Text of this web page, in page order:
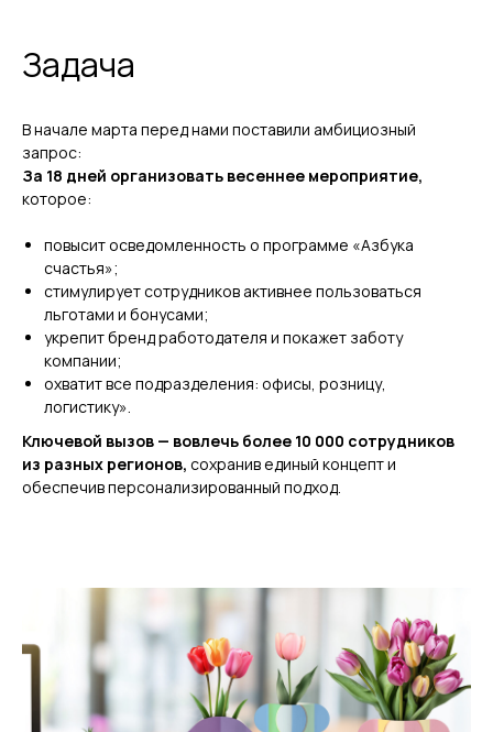
Задача
В начале марта перед нами поставили амбициозный
запрос:
За 18 дней организовать весеннее мероприятие,
которое:
повысит осведомленность о программе «Азбука
счастья»;
стимулирует сотрудников активнее пользоваться
льготами и бонусами;
укрепит бренд работодателя и покажет заботу
компании;
охватит все подразделения: офисы, розницу,
логистику».
Ключевой вызов — вовлечь более 10 000 сотрудников
из разных регионов, сохранив единый концепт и
обеспечив персонализированный подход.